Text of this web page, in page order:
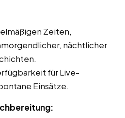
Zeiten,
nächtlicher
für Live-
Einsätze.